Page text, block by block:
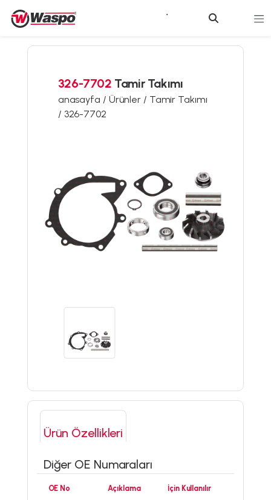
326-7702 Tamir Takımı
anasayfa / Ürünler / Tamir Takımı
/ 326-7702
Ürün Özellikleri
Diğer OE Numaraları
OE No Açıklama İçin Kullanılır